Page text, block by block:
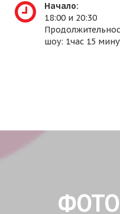
Начало:
18:00 и 20:30
шоу: 1час 15